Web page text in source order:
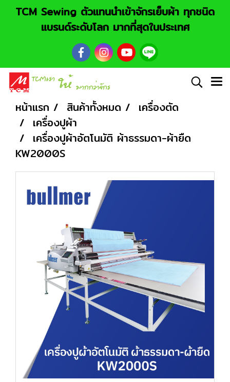
TCM Sewing ตัวแทนนำเข้าจักรเย็บผ้า ทุกชนิด
แบรนด์ระดับโลก มากที่สุดในประเทศ
หน้าแรก สินค้าทั้งหมด
เครื่องตัด
เครื่องปูผ้า
เครื่องปูผ้าอัตโนมัติ ผ้าธรรมดา-ผ้ายืด
KW2000S